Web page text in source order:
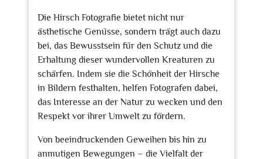
Die Hirsch Fotografie bietet nicht nur
ästhetische Genüsse, sondern trägt auch dazu
bei, das Bewusstsein für den Schutz und die
Erhaltung dieser wundervollen Kreaturen zu
schärfen. Indem sie die Schönheit der Hirsche
in Bildern festhalten, helfen Fotografen dabei,
das Interesse an der Natur zu wecken und den
Respekt vor ihrer Umwelt zu fördern.
Von beeindruckenden Geweihen bis hin zu
anmutigen Bewegungen – die Vielfalt der